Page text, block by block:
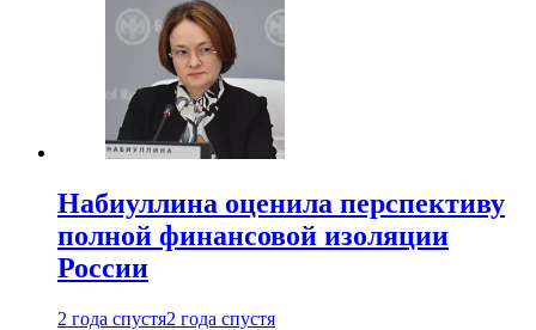
Набиуллина оценила перспективу
полной финансовой изоляции
России
2 года спустя2 года спустя